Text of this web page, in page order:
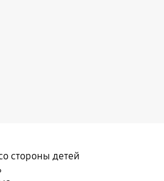
стороны детей